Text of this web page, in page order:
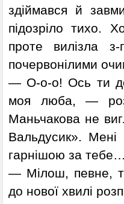
здіймався й
підозріло тихо.
проте вилізла
почервонілими
— О-о-о! Ось ти
моя люба, —
Маньчакова не
Вальдусик».
гарнішою за тебе…
— Мілош, певне,
до нової хвилі